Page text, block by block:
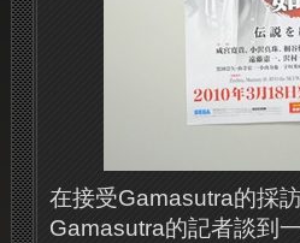
在接受Gamasutra的採
Gamasutra的記者談到